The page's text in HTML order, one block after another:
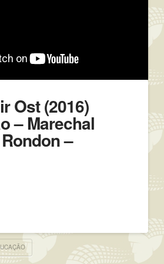
Ost (2016)
– Marechal
–